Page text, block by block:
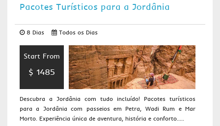
Pacotes Turísticos para a Jordânia
8 Dias Todos os Dias
Start From
$ 1485
Descubra a Jordânia com tudo incluído! Pacotes turísticos
para a Jordânia com passeios em Petra, Wadi Rum e Mar
Morto. Experiência única de aventura, história e conforto.....